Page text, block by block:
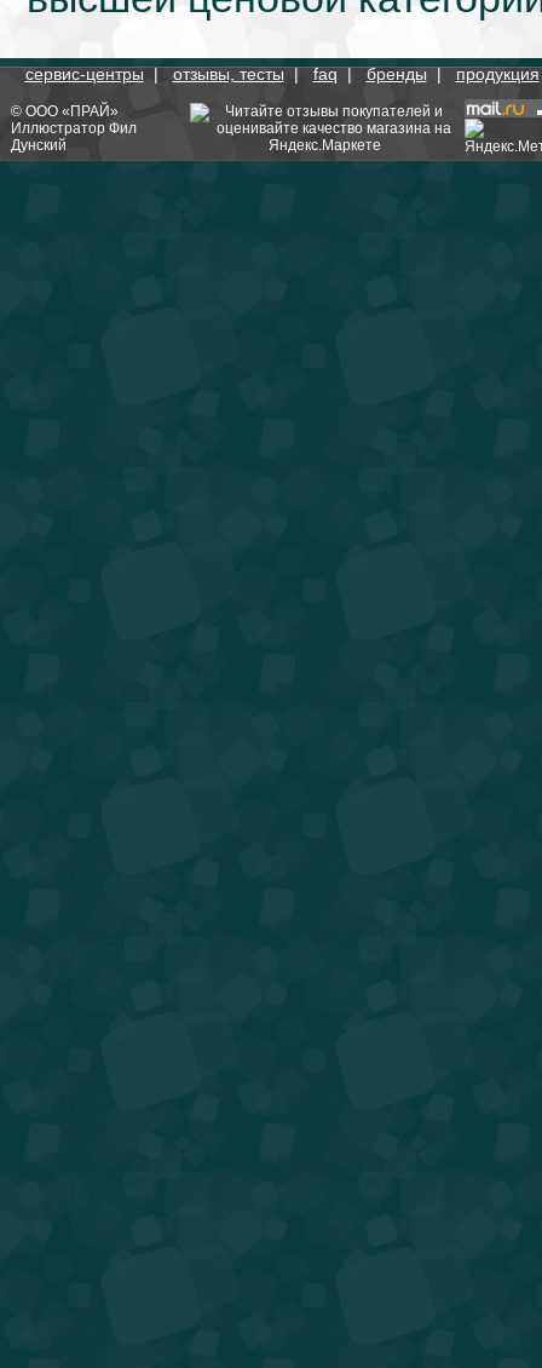
сервис-центры|отзывы, тесты|faq|бренды|продукция
© ООО «ПРАЙ»
Иллюстратор Фил
Дунский